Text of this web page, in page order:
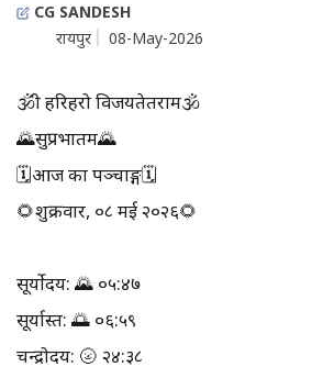
CG SANDESH
रायपुर
08-May-2026
🕉श्री हरिहरो विजयतेतराम🕉
🌄सुप्रभातम🌄
🗓आज का पञ्चाङ्ग🗓
🌻शुक्रवार, ०८ मई २०२६🌻
सूर्योदय: 🌄 ०५:४७
सूर्यास्त: 🌅 ०६:५९
चन्द्रोदय: 🌝 २४:३८